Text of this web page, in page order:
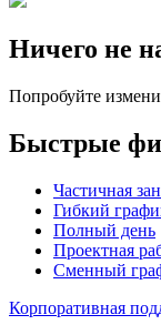
Ничего не
Попробуйте
Быстрые
Частичная
Гибкий
Полный день
Проектная
Сменный
Корпоративная